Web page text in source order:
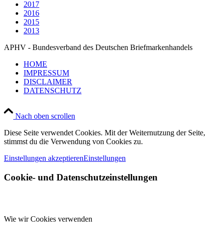
2017
2016
2015
2013
APHV - Bundesverband des Deutschen Briefmarkenhandels
HOME
IMPRESSUM
DISCLAIMER
DATENSCHUTZ
Nach oben scrollen
Diese Seite verwendet Cookies. Mit der Weiternutzung der Seite,
stimmst du die Verwendung von Cookies zu.
Einstellungen akzeptierenEinstellungen
Cookie- und Datenschutzeinstellungen
Wie wir Cookies verwenden